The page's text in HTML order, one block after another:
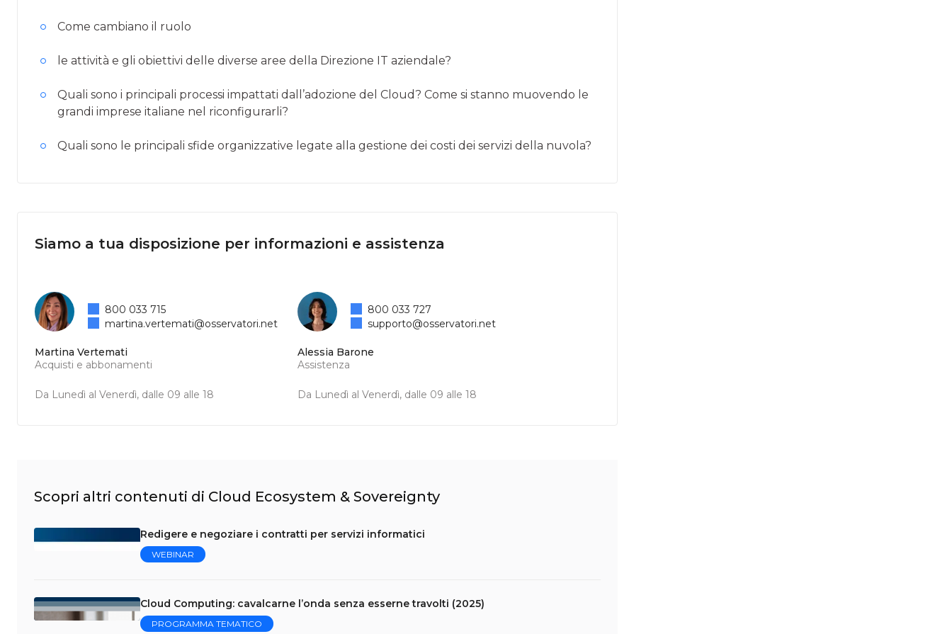
Come cambiano il ruolo
le attività e gli obiettivi delle diverse aree della Direzione IT aziendale?
Quali sono i principali processi impattati dall’adozione del Cloud? Come si stanno muovendo le
grandi imprese italiane nel riconfigurarli?
Quali sono le principali sfide organizzative legate alla gestione dei costi dei servizi della nuvola?
Siamo a tua disposizione per informazioni e assistenza
Martina Vertemati
Acquisti e abbonamenti
Da Lunedì al Venerdì, dalle 09 alle 18
800 033 715
martina.vertemati@osservatori.net
Alessia Barone
Assistenza
Da Lunedì al Venerdì, dalle 09 alle 18
800 033 727
supporto@osservatori.net
Scopri altri contenuti di Cloud Ecosystem & Sovereignty
Redigere e negoziare i contratti per servizi informatici
WEBINAR
Cloud Computing: cavalcarne l’onda senza esserne travolti (2025)
PROGRAMMA TEMATICO